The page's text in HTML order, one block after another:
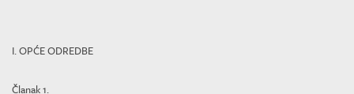
I. OPĆE ODREDBE
Članak 1.